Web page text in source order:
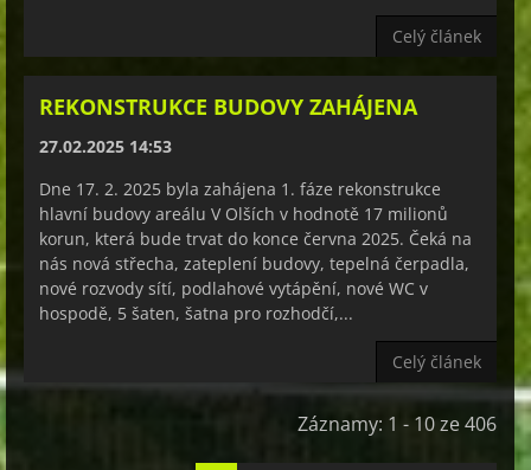
Celý článek
REKONSTRUKCE BUDOVY ZAHÁJENA
27.02.2025 14:53
Dne 17. 2. 2025 byla zahájena 1. fáze rekonstrukce
hlavní budovy areálu V Olších v hodnotě 17 milionů
korun, která bude trvat do konce června 2025. Čeká na
nás nová střecha, zateplení budovy, tepelná čerpadla,
nové rozvody sítí, podlahové vytápění, nové WC v
hospodě, 5 šaten, šatna pro rozhodčí,...
Celý článek
Záznamy: 1 - 10 ze 406